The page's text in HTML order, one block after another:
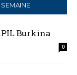
Burkina
0